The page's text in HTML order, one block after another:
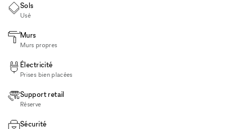
Sols
Usé
Murs
Murs propres
Électricité
Prises bien placées
Support retail
Réserve
Sécurité